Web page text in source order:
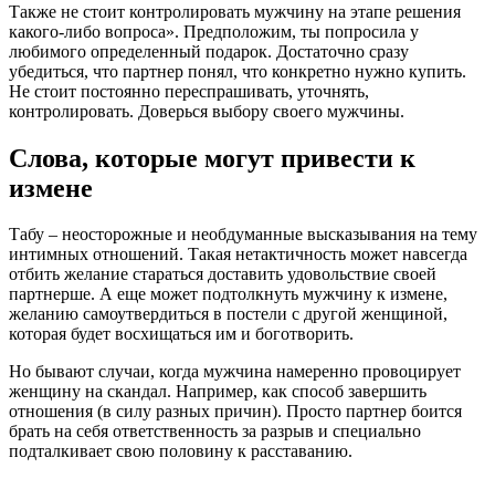
Также не стоит контролировать мужчину на этапе решения
какого-либо вопроса». Предположим, ты попросила у
любимого определенный подарок. Достаточно сразу
убедиться, что партнер понял, что конкретно нужно купить.
Не стоит постоянно переспрашивать, уточнять,
контролировать. Доверься выбору своего мужчины.
Слова, которые могут привести к
измене
Табу – неосторожные и необдуманные высказывания на тему
интимных отношений. Такая нетактичность может навсегда
отбить желание стараться доставить удовольствие своей
партнерше. А еще может подтолкнуть мужчину к измене,
желанию самоутвердиться в постели с другой женщиной,
которая будет восхищаться им и боготворить.
Но бывают случаи, когда мужчина намеренно провоцирует
женщину на скандал. Например, как способ завершить
отношения (в силу разных причин). Просто партнер боится
брать на себя ответственность за разрыв и специально
подталкивает свою половину к расставанию.